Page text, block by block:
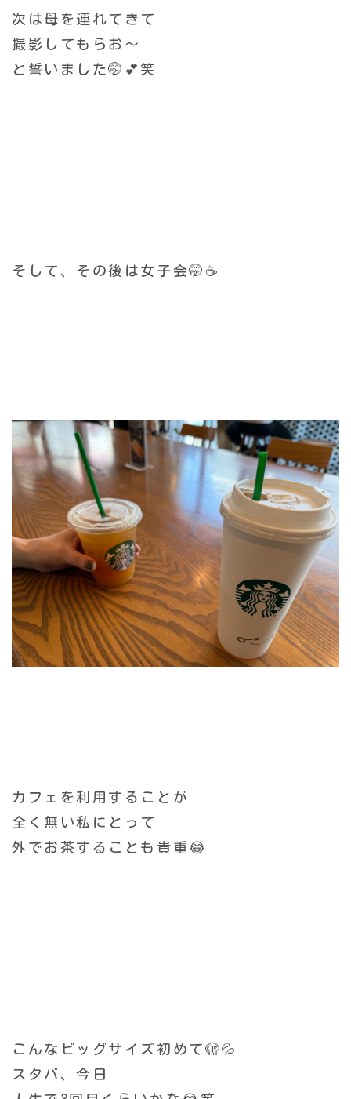
次は母を連れてきて
撮影してもらお〜
と誓いました🤭💕笑
そして、その後は 女子会🤭☕️
カフェを利用することが
全く無い私にとって
外でお茶することも貴重😂
こんなビッグサイズ初めて🫣💦
スタバ、今日